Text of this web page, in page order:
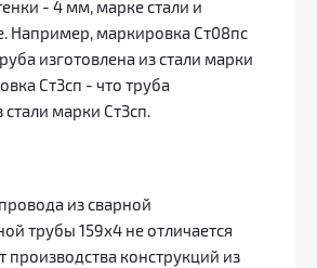
- 4 мм, марке стали и
Например, маркировка Ст08пс
изготовлена из стали марки
Ст3сп - что труба
стали марки Ст3сп.
из сварной
трубы 159х4 не отличается
производства конструкций из